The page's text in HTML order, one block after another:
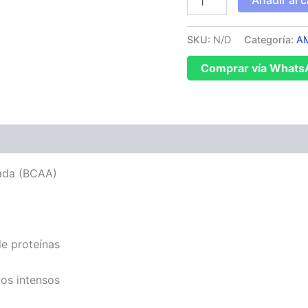
SKU: N/D Categoría:
Comprar vía
(BCAA)
proteínas
intensos